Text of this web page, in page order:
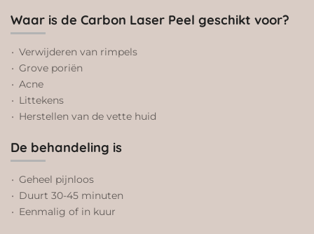
Waar is de Carbon Laser Peel geschikt voor?
Verwijderen van rimpels
Grove poriën
Acne
Littekens
Herstellen van de vette huid
De behandeling is
Geheel pijnloos
Duurt 30-45 minuten
Eenmalig of in kuur